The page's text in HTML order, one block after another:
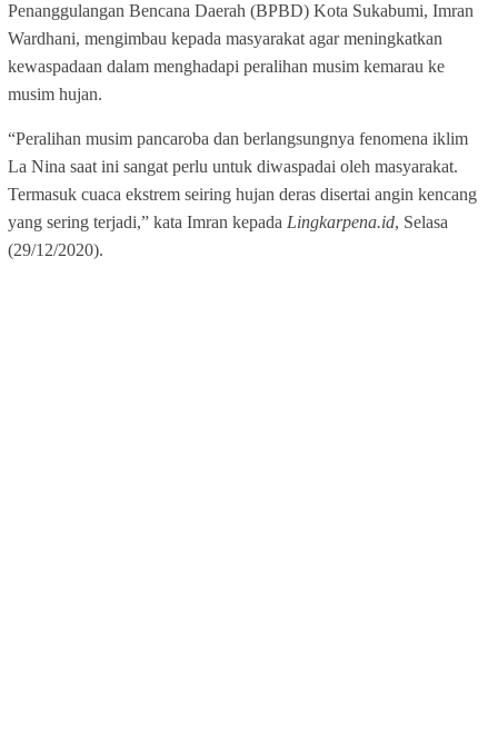
Penanggulangan Bencana Daerah (BPBD) Kota Sukabumi, Imran
Wardhani, mengimbau kepada masyarakat agar meningkatkan
kewaspadaan dalam menghadapi peralihan musim kemarau ke
musim hujan.
“Peralihan musim pancaroba dan berlangsungnya fenomena iklim
La Nina saat ini sangat perlu untuk diwaspadai oleh masyarakat.
Termasuk cuaca ekstrem seiring hujan deras disertai angin kencang
yang sering terjadi,” kata Imran kepada Lingkarpena.id, Selasa
(29/12/2020).